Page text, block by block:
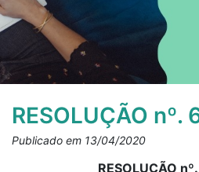
RESOLUÇÃO
Publicado em 13/04/2020
RESOLUÇÃO